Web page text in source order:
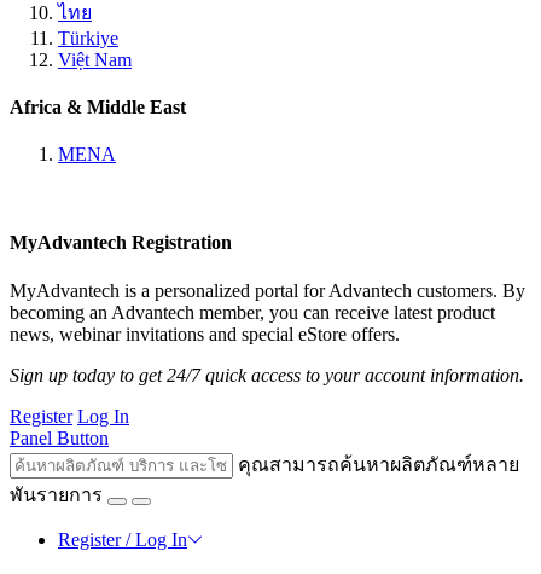
ไทย
Türkiye
Việt Nam
Africa & Middle East
MENA
MyAdvantech Registration
MyAdvantech is a personalized portal for Advantech customers. By
becoming an Advantech member, you can receive latest product
news, webinar invitations and special eStore offers.
Sign up today to get 24/7 quick access to your account information.
Register Log In
Panel Button
คุณสามารถค้นหาผลิตภัณฑ์หลาย
พันรายการ
Register / Log In